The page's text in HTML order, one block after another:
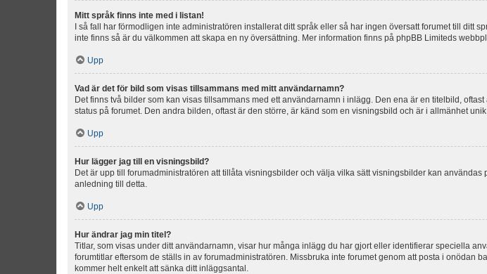
Mitt språk finns inte med i listan!
I så fall har förmodligen inte administratören installerat ditt språk eller så har ingen översatt forumet till
inte finns så är du välkommen att skapa en ny översättning. Mer information finns på phpBB Limiteds
Upp
Vad är det för bild som visas tillsammans med mitt användarnamn?
Det finns två bilder som kan visas tillsammans med ett användarnamn i inlägg. Den ena är en titelbild,
status på forumet. Den andra bilden, oftast är den större, är känd som en visningsbild och är i allmänhet
Upp
Hur lägger jag till en visningsbild?
Det är upp till forumadministratören att tillåta visningsbilder och välja vilka sätt visningsbilder kan
anledning till detta.
Upp
Hur ändrar jag min titel?
Titlar, som visas under ditt användarnamn, visar hur många inlägg du har gjort eller identifierar speciella
forumtitlar eftersom de ställs in av forumadministratören. Missbruka inte forumet genom att posta i onödan
kommer helt enkelt att sänka ditt inläggsantal.